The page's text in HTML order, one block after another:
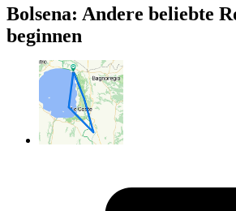
Bolsena: Andere beliebte
beginnen